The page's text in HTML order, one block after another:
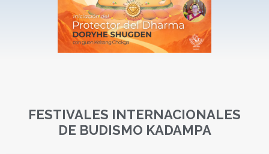
FESTIVALES INTERNACIONALES
DE BUDISMO KADAMPA